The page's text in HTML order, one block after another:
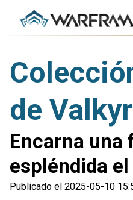
de Valkyr
Encarna una
espléndida
Publicado el 2025-05-10